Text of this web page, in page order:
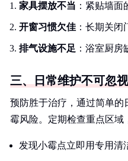
家具摆放不当 ：紧贴墙
开窗习惯欠佳 ：长期关
排气设施不足 ：浴室厨
三、日常维护不可忽视
预防胜于治疗，通过简单
霉风险。定期检查重点区域
发现小霉点立即用专用清